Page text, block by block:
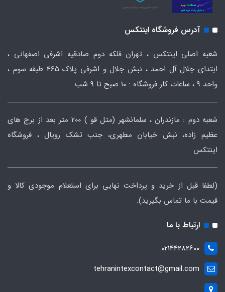
آدرس فروشگاه اینتکس
شعبه اصلی اینتکس ، تهران فلکه دوم صادقیه اشرفی اصفهانی ،
ابتدای جلال آل احمد ، نبش جلال و اشرفی پلاک 465 طبقه سوم ،
واحد ۹ ، ساعات کار فروشگاه : ۱۰ صبح تا ۹ شب.
شعبه دوم : مازندران ، سلمانشهر (متل قو ) ۲۰۰ متر بعد از برج های
عظیم زاده، نبش خیابان مطهری، جنب تشک رویال ، فروشگاه
اینتکس
(لطفا قبل از خرید و پرداخت نهایی برای استعلام موجودی کالا و
قیمت با ما تماس بگیرید).
ارتباط با ما
02144282600
tehranintexcontact@gmail.com